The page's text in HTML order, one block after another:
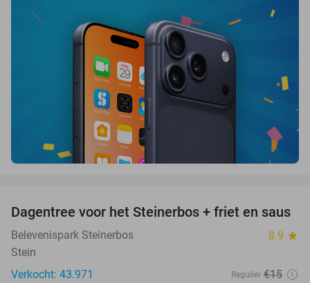
37%
Dagentree voor het Steinerbos + friet en saus
Belevenispark Steinerbos 8.9 star
Stein
Verkocht: 43.971
Regulier €15